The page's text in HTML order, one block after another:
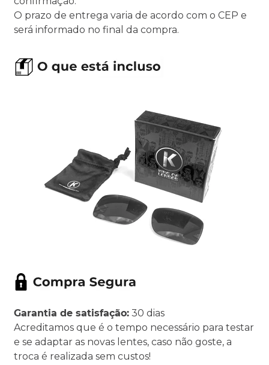
O prazo de entrega varia de acordo com o CEP e
será informado no final da compra.
Garantia de satisfação: 30 dias
Acreditamos que é o tempo necessário para testar
e se adaptar as novas lentes, caso não goste, a
troca é realizada sem custos!